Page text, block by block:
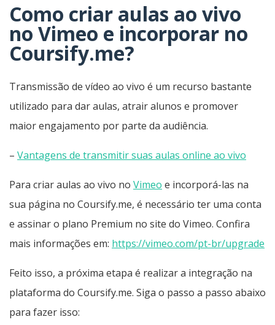
Como criar aulas ao vivo
no Vimeo e incorporar no
Coursify.me?
Transmissão de vídeo ao vivo é um recurso bastante
utilizado para dar aulas, atrair alunos e promover
maior engajamento por parte da audiência.
– Vantagens de transmitir suas aulas online ao vivo
Para criar aulas ao vivo no Vimeo e incorporá-las na
sua página no Coursify.me, é necessário ter uma conta
e assinar o plano Premium no site do Vimeo. Confira
mais informações em: https://vimeo.com/pt-br/upgrade
Feito isso, a próxima etapa é realizar a integração na
plataforma do Coursify.me. Siga o passo a passo abaixo
para fazer isso: